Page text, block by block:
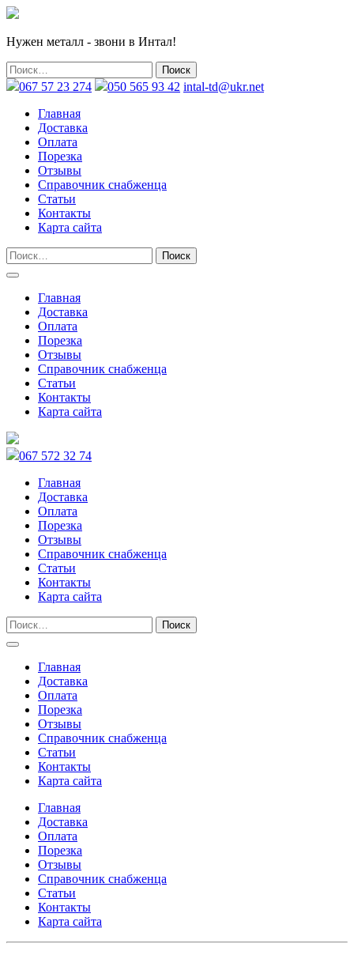
Нужен металл - звони в Интал!
067 57 23 274 050 565 93 42 intal-td@ukr.net
Главная
Доставка
Оплата
Порезка
Отзывы
Справочник снабженца
Статьи
Контакты
Карта сайта
Главная
Доставка
Оплата
Порезка
Отзывы
Справочник снабженца
Статьи
Контакты
Карта сайта
067 572 32 74
Главная
Доставка
Оплата
Порезка
Отзывы
Справочник снабженца
Статьи
Контакты
Карта сайта
Главная
Доставка
Оплата
Порезка
Отзывы
Справочник снабженца
Статьи
Контакты
Карта сайта
Главная
Доставка
Оплата
Порезка
Отзывы
Справочник снабженца
Статьи
Контакты
Карта сайта